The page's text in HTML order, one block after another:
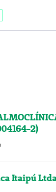
2)
Itaipú